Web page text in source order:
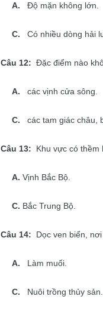
A. Độ mặn không lớn.
C. Có nhiều dòng hải
Câu 12: Đặc điểm nào
A. các vịnh cửa sông.
C. các tam giác châu,
Câu 13: Khu vực có thềm
A. Vịnh Bắc Bộ.
C. Bắc Trung Bộ.
Câu 14: Dọc ven biển,
A. Làm muối.
C. Nuôi trồng thủy sản.